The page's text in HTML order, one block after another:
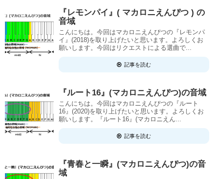
『レモンパイ』( マカロニえんぴつ ) の
音域
こんにちは。今回はマカロニえんぴつの『レモンパ
イ』(2018)を取り上げたいと思います。よろしくお
願いします。今回はリクエストによる選曲で...
記事を読む
『ルート16』(マカロニえんぴつ)の音域
こんにちは。今回はマカロニえんぴつの『ルート
16』(2020)を取り上げたいと思います。よろしくお
願いします。『ルート16』(マカロニえん...
記事を読む
『青春と一瞬』(マカロニえんぴつ)の音
域